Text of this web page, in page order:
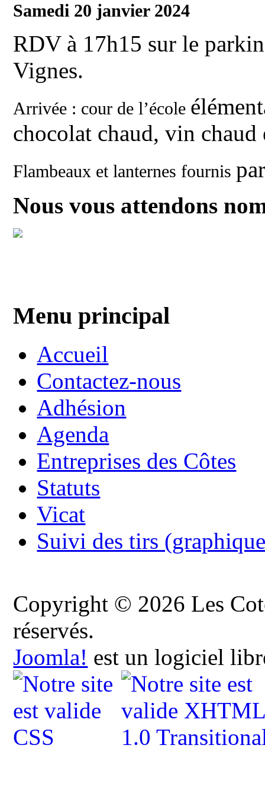
Samedi 20 janvier 2024
RDV à 17h15 sur le
Vignes.
Arrivée : cour de l’école
chocolat chaud, vin
Flambeaux et lanternes fournis
Nous vous attendons
Menu principal
Accueil
Contactez-nous
Adhésion
Agenda
Entreprises des Côtes
Statuts
Vicat
Suivi des tirs
Copyright © 2026 Les
réservés.
Joomla! est un logiciel